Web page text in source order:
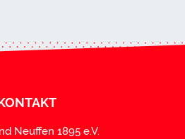
Neuffen 1895 e.V.